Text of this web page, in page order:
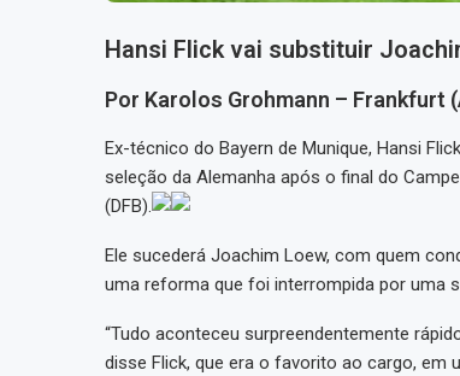
Hansi Flick vai substituir
Por Karolos Grohmann – Frankfurt
Ex-técnico do Bayern de Munique, Hansi
seleção da Alemanha após o final do
(DFB).
Ele sucederá Joachim Loew, com quem
uma reforma que foi interrompida por uma
“Tudo aconteceu surpreendentemente
disse Flick, que era o favorito ao cargo, em